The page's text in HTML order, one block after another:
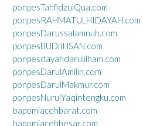
ponpesTahfidzulQua.com
ponpesRAHMATULHIDAYAH.com
ponpesDarussalamnuh.com
ponpesBUDiIHSAN.com
ponpesdayahdarulilham.com
ponpesDarulAmilin.com
ponpesDarulMakmur.com
ponpesNurulYaqintengku.com
bapomiacehbarat.com
bapomiacehbesar.com